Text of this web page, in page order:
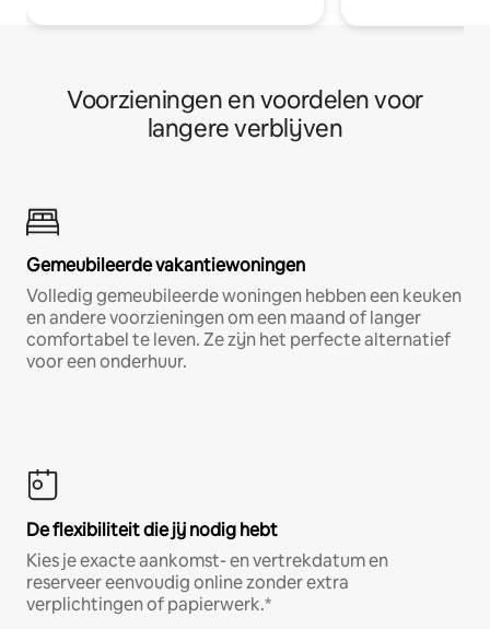
Voorzieningen en voordelen voor
langere verblijven
Gemeubileerde vakantiewoningen
Volledig gemeubileerde woningen hebben een keuken
en andere voorzieningen om een maand of langer
comfortabel te leven. Ze zijn het perfecte alternatief
voor een onderhuur.
De flexibiliteit die jij nodig hebt
Kies je exacte aankomst- en vertrekdatum en
reserveer eenvoudig online zonder extra
verplichtingen of papierwerk.*